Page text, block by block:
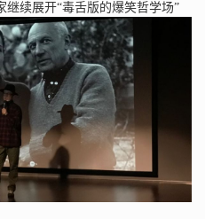
继续展开“毒舌版的爆笑哲学场”